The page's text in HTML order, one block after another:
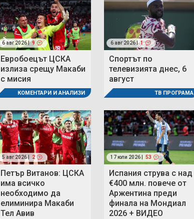
6 авг 2026 | 9
Евробоецът ЦСКА
излиза срещу Макаби
с мисия
КОМЕНТАРИ И АНАЛИЗИ
6 авг 2026 | 1
Спортът по
телевизията днес, 6
август
ТВ ПРОГРАМА
5 авг 2026 | 2
Петър Витанов: ЦСКА
има всичко
необходимо да
елиминира Макаби
Тел Авив
17 юли 2026 | 53
Испания струва с над
€400 млн. повече от
Аржентина преди
финала на Мондиал
2026 + ВИДЕО